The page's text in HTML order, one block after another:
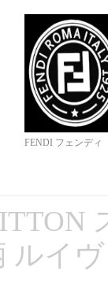
FENDI フェンディ
ルイ